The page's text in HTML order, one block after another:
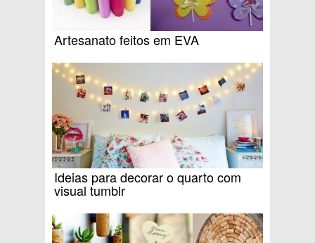
Artesanato feitos em EVA
Ideias para decorar o quarto com
visual tumblr